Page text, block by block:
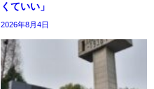
くていい」
2026年8月4日